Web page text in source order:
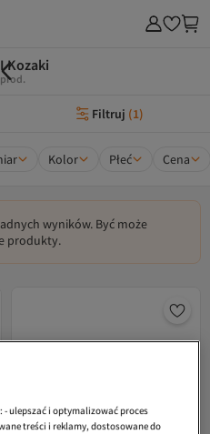
Kozaki
Filtruj (1)
Kolor Płeć Cena
wyników. Być może
produkty.
ulepszać i optymalizować proces
treści i reklamy, dostosowane do